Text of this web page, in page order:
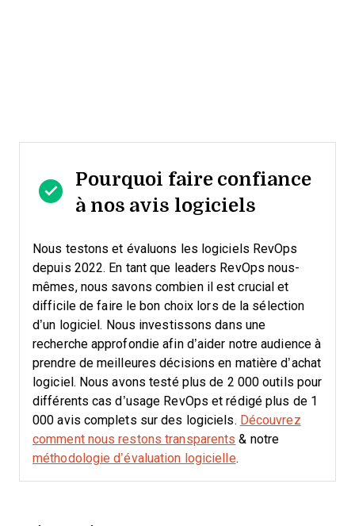
Pourquoi faire confiance
à nos avis logiciels
Nous testons et évaluons les logiciels RevOps
depuis 2022. En tant que leaders RevOps nous-
mêmes, nous savons combien il est crucial et
difficile de faire le bon choix lors de la sélection
d’un logiciel. Nous investissons dans une
recherche approfondie afin d’aider notre audience à
prendre de meilleures décisions en matière d’achat
logiciel. Nous avons testé plus de 2 000 outils pour
différents cas d’usage RevOps et rédigé plus de 1
000 avis complets sur des logiciels. Découvrez
comment nous restons transparents & notre
méthodologie d’évaluation logicielle.